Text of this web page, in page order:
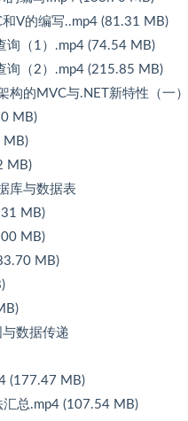
V的编写..mp4 (81.31 MB)
询（1）.mp4 (74.54 MB)
询（2）.mp4 (215.85 MB)
的MVC与.NET新特性（一）
MB)
MB)
MB)
库与数据表
MB)
MB)
MB)
数据传递
(177.47 MB)
总.mp4 (107.54 MB)